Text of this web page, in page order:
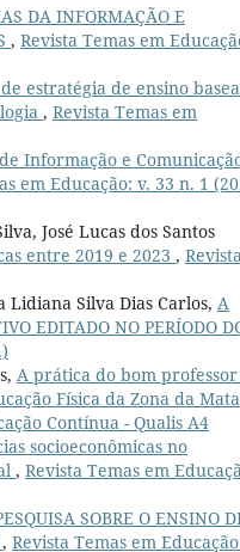
DA INFORMAÇÃO E
, Revista Temas em
estratégia de ensino
, Revista Temas em
Informação e
em Educação: v. 33 n. 1
José Lucas dos Santos
entre 2019 e 2023 , Revista
Silva Dias Carlos, A
EDITADO NO PERÍODO
A prática do bom
Física da Zona da Mata
Contínua - Qualis A4
socioeconômicas no
, Revista Temas em
SOBRE O ENSINO
, Revista Temas em